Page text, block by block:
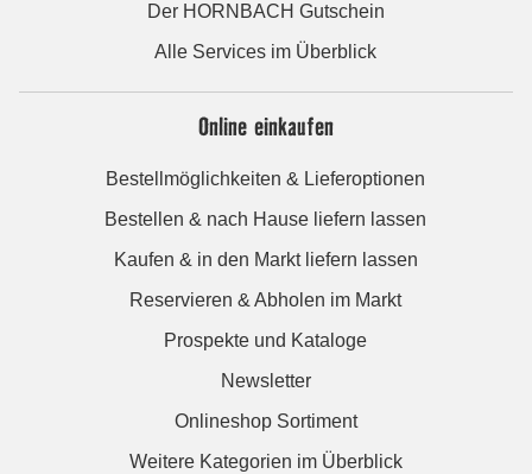
Der HORNBACH Gutschein
Alle Services im Überblick
Online einkaufen
Bestellmöglichkeiten & Lieferoptionen
Bestellen & nach Hause liefern lassen
Kaufen & in den Markt liefern lassen
Reservieren & Abholen im Markt
Prospekte und Kataloge
Newsletter
Onlineshop Sortiment
Weitere Kategorien im Überblick